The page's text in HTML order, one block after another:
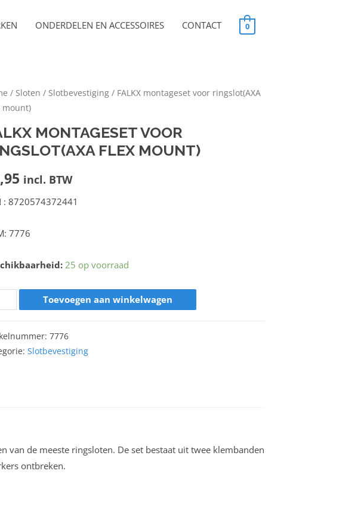
ONDERDELEN EN ACCESSOIRES CONTACT 0
/ Sloten / Slotbevestiging/ FALKX montageset voor ringslot(AXA
mount)
MONTAGESET VOOR
FLEX MOUNT)
incl. BTW
: 8720574372441
7776
25 op voorraad
Toevoegen aan winkelwagen
7776
Slotbevestiging
van de meeste ringsloten. De set bestaat uit twee klembanden
ontbreken.